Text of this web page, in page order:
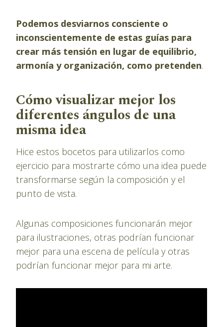
Podemos desviarnos consciente o
inconscientemente de estas guías para
crear más tensión en lugar de equilibrio,
armonía y organización, como pretenden.
Cómo visualizar mejor los
diferentes ángulos de una
misma idea
Hice estos bocetos para utilizarlos como
ejercicio para mostrarte cómo una idea puede
transformarse según la composición y el
punto de vista.
Algunas composiciones funcionarán mejor
para ilustraciones, otras podrían funcionar
mejor para una escena de película y otras
podrían funcionar mejor para mi arte.